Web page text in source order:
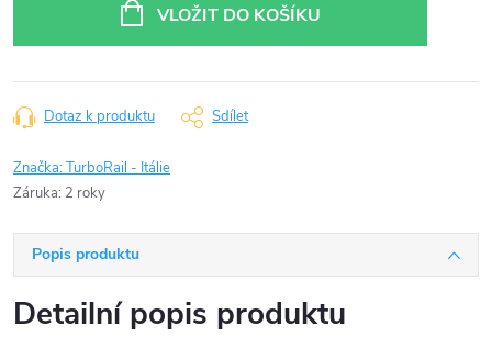
VLOŽIT DO KOŠÍKU
Dotaz k produktu Sdílet
Značka:TurboRail - Itálie
Záruka: 2 roky
Popis produktu
Detailní popis produktu